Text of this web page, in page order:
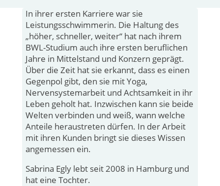
In ihrer ersten Karriere war sie
Leistungsschwimmerin. Die Haltung des
„höher, schneller, weiter“ hat nach ihrem
BWL-Studium auch ihre ersten beruflichen
Jahre in Mittelstand und Konzern geprägt.
Über die Zeit hat sie erkannt, dass es einen
Gegenpol gibt, den sie mit Yoga,
Nervensystemarbeit und Achtsamkeit in ihr
Leben geholt hat. Inzwischen kann sie beide
Welten verbinden und weiß, wann welche
Anteile heraustreten dürfen. In der Arbeit
mit ihren Kunden bringt sie dieses Wissen
angemessen ein.
Sabrina Egly lebt seit 2008 in Hamburg und
hat eine Tochter.